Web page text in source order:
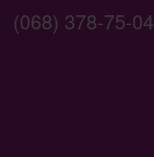
(068) 378-75-04